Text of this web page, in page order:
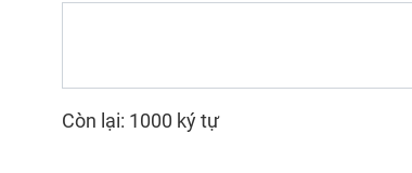
Còn lại: 1000 ký tự